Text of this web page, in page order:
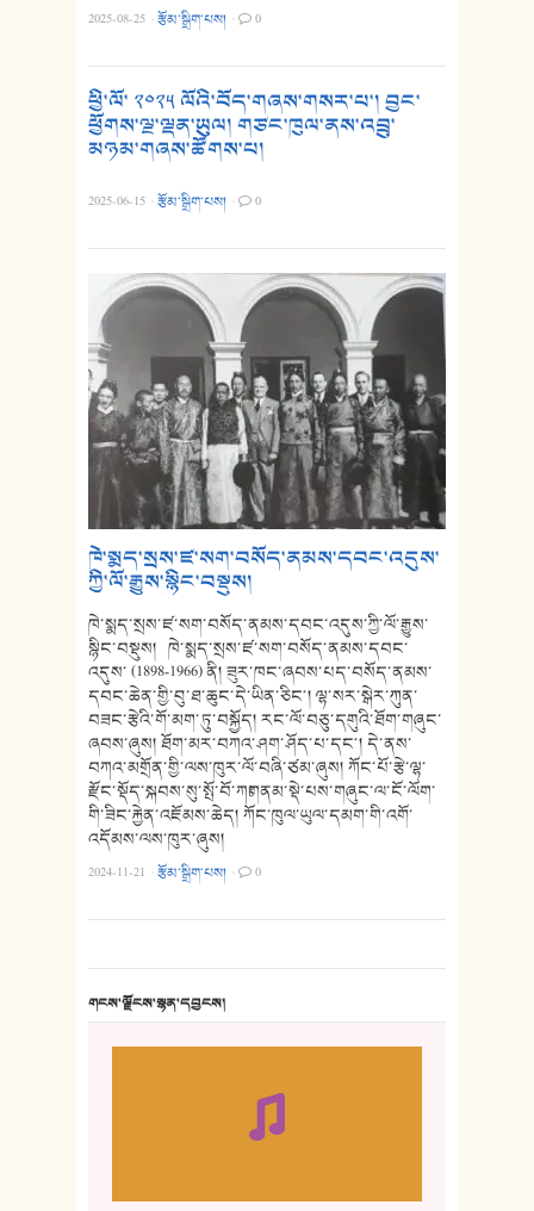
2025-08-25 ·རྩོམ་སྒྲིག་པས། · 0
ཕྱི་ལོ་ ༢༠༢༥ ལོའི་བོད་གཞས་གསར་པ་། བྱང་
ཕྱོགས་ལྔ་ལྡན་ཡུལ། གཙང་ཁུལ་ནས་འབྲུ་
མཉམ་གཞས་ཚོགས་པ།
2025-06-15 ·རྩོམ་སྒྲིག་པས། · 0
ཁེ་སྨད་སྲས་ཛ་སག་བསོད་ནམས་དབང་འདུས་
ཀྱི་ལོ་རྒྱུས་སྙིང་བསྡུས།
ཁེ་སྨད་སྲས་ཛ་སག་བསོད་ནམས་དབང་འདུས་ཀྱི་ལོ་རྒྱུས་
སྙིང་བསྡུས། ཁེ་སྨད་སྲས་ཛ་སག་བསོད་ནམས་དབང་
འདུས་ (1898-1966) ནི། ཟུར་ཁང་ཞབས་པད་བསོད་ནམས་
དབང་ཆེན་གྱི་བུ་ཐ་ཆུང་དེ་ཡིན་ཅིང༌། ལྷ་སར་སྒེར་ཀུན་
བཟང་རྩེའི་གོ་མག་ཏུ་བསྐྱོད། རང་ལོ་བཅུ་དགུའི་ཐོག་གཞུང་
ཞབས་ཞུས། ཐོག་མར་བཀའ་ཤག་ཤོད་པ་དང༌། དེ་ནས་
བཀའ་མགྲོན་གྱི་ལས་ཁུར་ལོ་བཞི་ཙམ་ཞུས། ཀོང་པོ་རྩེ་ལྷ་
རྫོང་སྡོད་སྐབས་སུ་སྤོ་བོ་ཀཿགནམ་སྡེ་པས་གཞུང་ལ་ངོ་ལོག་
གི་ཟིང་རྐྱེན་འཇོམས་ཆེད། ཀོང་ཁུལ་ཡུལ་དམག་གི་འགོ་
འདོམས་ལས་ཁུར་ཞུས།
2024-11-21 ·རྩོམ་སྒྲིག་པས། · 0
གངས་ལྗོངས་སྙན་དབྱངས།